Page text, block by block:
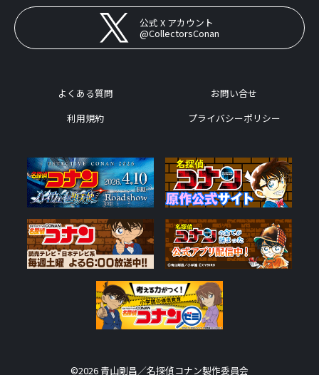
公式 X アカウント
@CollectorsConan
よくある質問
お問い合せ
利用規約
プライバシーポリシー
©2026 青山剛昌／名探偵コナン製作委員会